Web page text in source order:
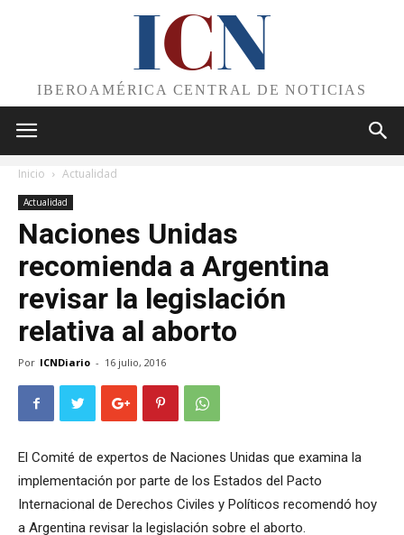
ICN
IBEROAMÉRICA CENTRAL DE NOTICIAS
Inicio Actualidad
Actualidad
Naciones Unidas
recomienda a Argentina
revisar la legislación
relativa al aborto
Por ICNDiario - 16 julio, 2016
El Comité de expertos de Naciones Unidas que examina la
implementación por parte de los Estados del Pacto
Internacional de Derechos Civiles y Políticos recomendó hoy
a Argentina revisar la legislación sobre el aborto.